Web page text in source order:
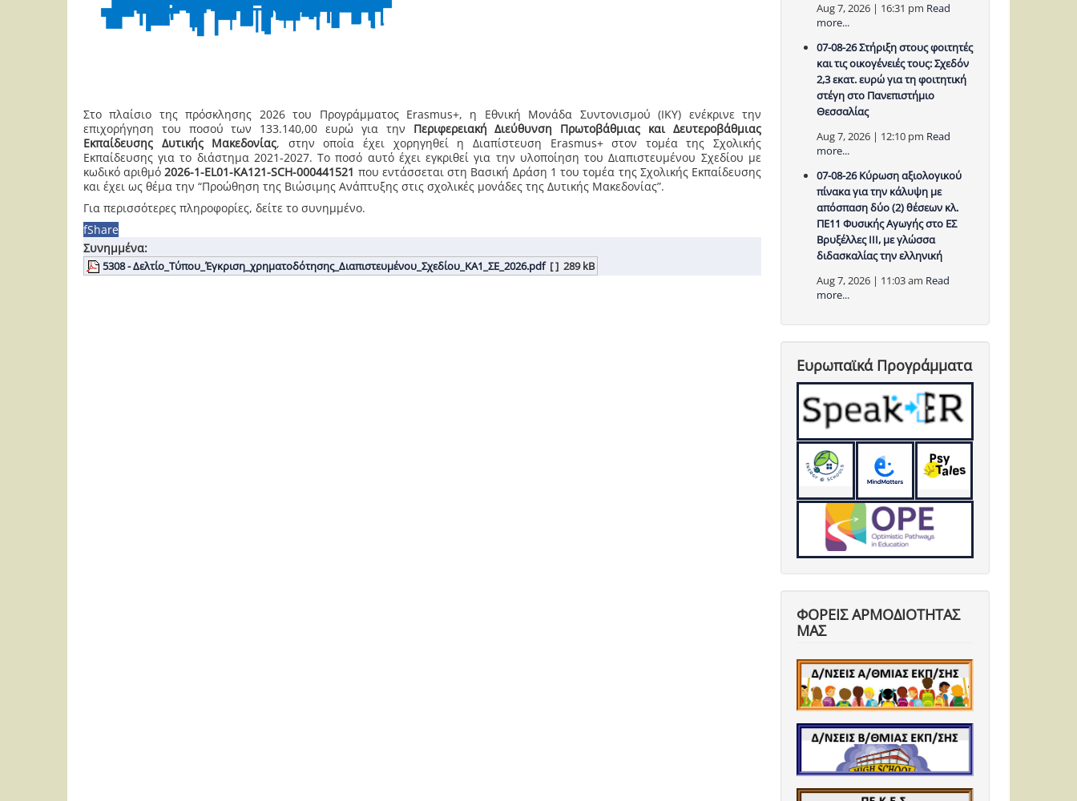
Στο πλαίσιο της πρόσκλησης 2026 του Προγράμματος Erasmus+, η Εθνική Μονάδα Συντονισμού (ΙΚΥ) ενέκρινε την
επιχορήγηση του ποσού των 133.140,00 ευρώ για την Περιφερειακή Διεύθυνση Πρωτοβάθμιας και Δευτεροβάθμιας
Εκπαίδευσης Δυτικής Μακεδονίας, στην οποία έχει χορηγηθεί η Διαπίστευση Erasmus+ στον τομέα της Σχολικής
Εκπαίδευσης για το διάστημα 2021-2027. Το ποσό αυτό έχει εγκριθεί για την υλοποίηση του Διαπιστευμένου Σχεδίου με
κωδικό αριθμό2026-1-EL01-KA121-SCH-000441521 που εντάσσεται στη Βασική Δράση 1 του τομέα της Σχολικής Εκπαίδευσης
και έχει ως θέμα την “Προώθηση της Βιώσιμης Ανάπτυξης στις σχολικές μονάδες της Δυτικής Μακεδονίας”.
Για περισσότερες πληροφορίες, δείτε το συνημμένο.
fShare
Συνημμένα:
5308 - Δελτίο_Τύπου_Έγκριση_χρηματοδότησης_Διαπιστευμένου_Σχεδίου_ΚΑ1_ΣΕ_2026.pdf [ ] 289 kB
Aug 7, 2026 | 16:31 pm Read
more...
07-08-26 Στήριξη στους φοιτητές
και τις οικογένειές τους: Σχεδόν
2,3 εκατ. ευρώ για τη φοιτητική
στέγη στο Πανεπιστήμιο
Θεσσαλίας
Aug 7, 2026 | 12:10 pm Read
more...
07-08-26 Κύρωση αξιολογικού
πίνακα για την κάλυψη με
απόσπαση δύο (2) θέσεων κλ.
ΠΕ11 Φυσικής Αγωγής στο ΕΣ
Βρυξέλλες ΙΙΙ, με γλώσσα
διδασκαλίας την ελληνική
Aug 7, 2026 | 11:03 am Read
more...
Ευρωπαϊκά Προγράμματα
ΦΟΡΕΙΣ ΑΡΜΟΔΙΟΤΗΤΑΣ
ΜΑΣ